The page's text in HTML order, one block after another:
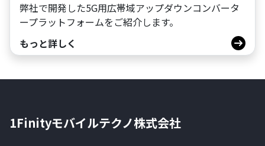
弊社で開発した5G用広帯域アップダウンコンバータ
ープラットフォームをご紹介します。
もっと詳しく
1Finityモバイルテクノ株式会社